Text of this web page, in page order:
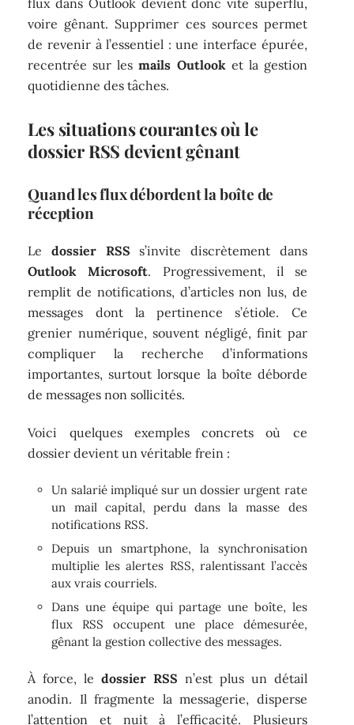
flux dans Outlook devient donc vite superflu,
voire gênant. Supprimer ces sources permet
de revenir à l’essentiel : une interface épurée,
recentrée sur lesmails Outlooket la gestion
quotidienne des tâches.
Les situations courantes où le
dossier RSS devient gênant
Quand les flux débordent la boîte de
réception
Ledossier RSS s’invite discrètement dans
Outlook Microsoft. Progressivement, il se
remplit de notifications, d’articles non lus, de
messages dont la pertinence s’étiole. Ce
grenier numérique, souvent négligé, finit par
compliquer la recherche d’informations
importantes, surtout lorsque la boîte déborde
de messages non sollicités.
Voici quelques exemples concrets où ce
dossier devient un véritable frein :
Un salarié impliqué sur un dossier urgent rate
un mail capital, perdu dans la masse des
notifications RSS.
Depuis un smartphone, la synchronisation
multiplie les alertes RSS, ralentissant l’accès
aux vrais courriels.
Dans une équipe qui partage une boîte, les
flux RSS occupent une place démesurée,
gênant la gestion collective des messages.
À force, ledossier RSS n’est plus un détail
anodin. Il fragmente la messagerie, disperse
l’attention et nuit à l’efficacité. Plusieurs